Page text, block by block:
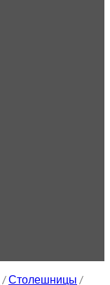
/Столешницы /